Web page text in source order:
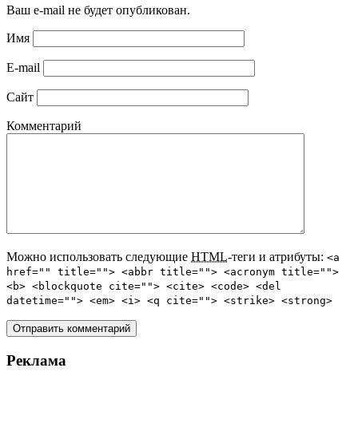
Ваш e-mail не будет опубликован.
Имя
E-mail
Сайт
Комментарий
Можно использовать следующие HTML-теги и атрибуты: <a
href="" title=""> <abbr title=""> <acronym title="">
<b> <blockquote cite=""> <cite> <code> <del
datetime=""> <em> <i> <q cite=""> <strike> <strong>
Реклама